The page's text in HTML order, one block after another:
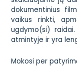
dokumentinius
vaikus rinkti,
ugdymo(si)
atmintyje ir yra
Mokosi per